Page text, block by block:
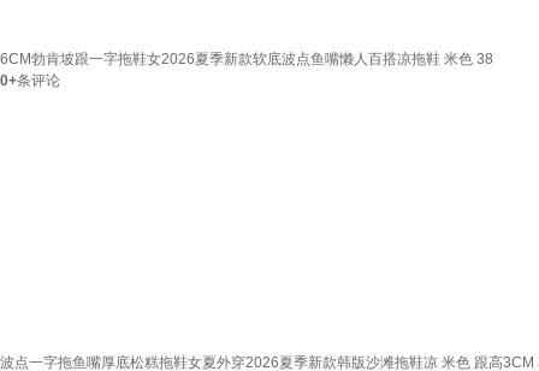
6CM勃肯坡跟一字拖鞋女2026夏季新款软底波点鱼嘴懒人百搭凉拖鞋 米色 38
0+条评论
波点一字拖鱼嘴厚底松糕拖鞋女夏外穿2026夏季新款韩版沙滩拖鞋凉 米色 跟高3CM